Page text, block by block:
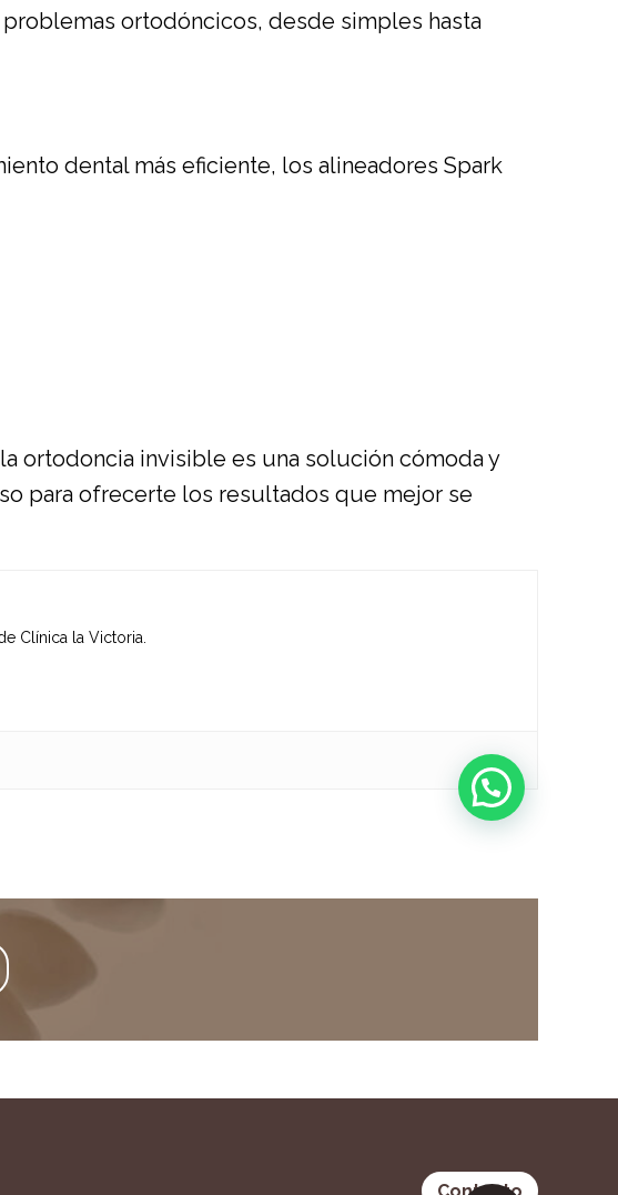
ortodóncicos, desde simples hasta
dental más eficiente, los alineadores Spark
ortodoncia invisible es una solución cómoda y
para ofrecerte los resultados que mejor se
Clínica la Victoria.